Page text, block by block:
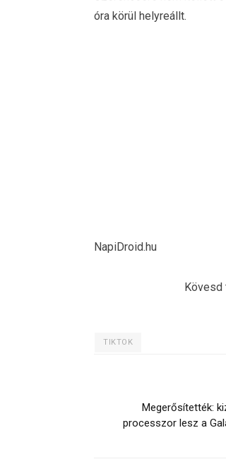
óra körül helyreállt.
NapiDroid.hu
Kövesd
TIKTOK
Megerősítették:
processzor lesz a